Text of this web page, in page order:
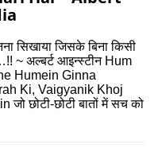
सिखाया जिसके बिना किसी
~ अल्बर्ट आइन्स्टीन Hum
Humein Ginna
Ki, Vaigyanik Khoj
छोटी-छोटी बातों में सच को